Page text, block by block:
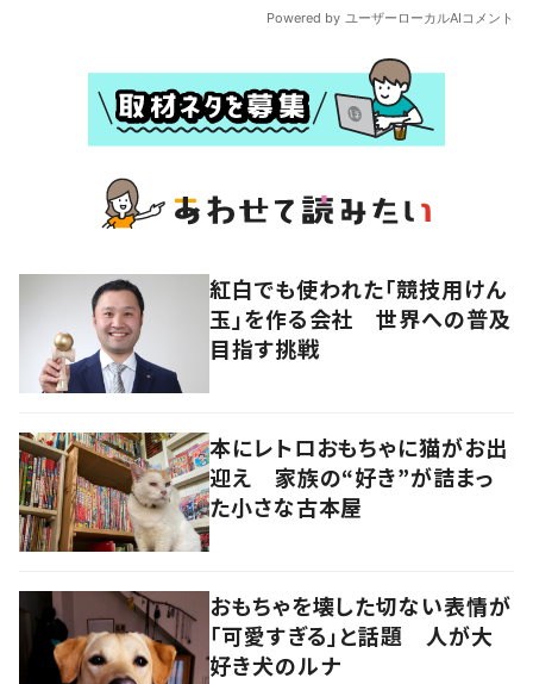
紅白でも使われた「競技用けん
玉」を作る会社 世界への普及
目指す挑戦
本にレトロおもちゃに猫がお出
迎え 家族の“好き”が詰まっ
た小さな古本屋
おもちゃを壊した切ない表情が
「可愛すぎる」と話題 人が大
好き犬のルナ